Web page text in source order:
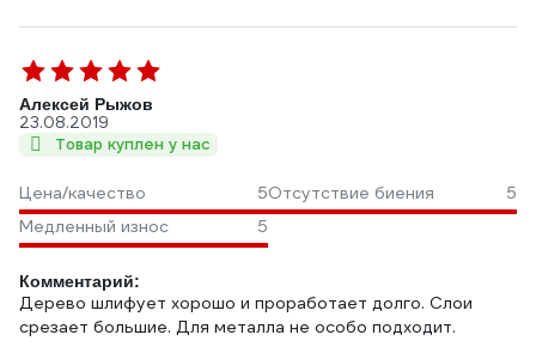
Алексей Рыжов
23.08.2019
Товар куплен у нас
Цена/качество 5Отсутствие биения
5
Медленный износ
5
Комментарий:
Дерево шлифует хорошо и проработает долго. Слои
срезает большие. Для металла не особо подходит.